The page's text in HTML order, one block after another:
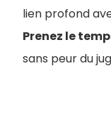
lien profond
Prenez le
sans peur du